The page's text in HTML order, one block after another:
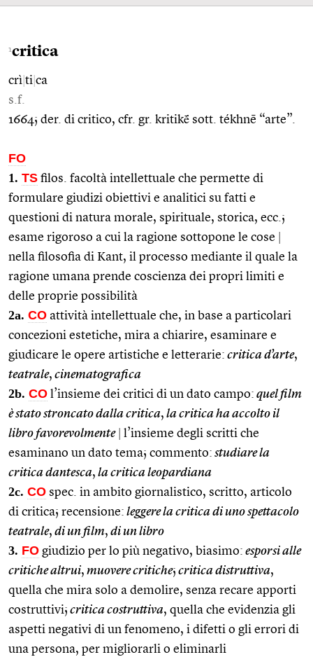
1critica
crì ti ca
s.f.
1664; der. di critico, cfr. gr. kritikḗ sott. tékhnē “arte”.
FO
1. TS filos. facoltà intellettuale che permette di
formulare giudizi obiettivi e analitici su fatti e
questioni di natura morale, spirituale, storica, ecc.;
esame rigoroso a cui la ragione sottopone le cose
nella filosofia di Kant, il processo mediante il quale la
ragione umana prende coscienza dei propri limiti e
delle proprie possibilità
2a. CO attività intellettuale che, in base a particolari
concezioni estetiche, mira a chiarire, esaminare e
giudicare le opere artistiche e letterarie: critica d’arte,
teatrale, cinematografica
2b. CO l’insieme dei critici di un dato campo: quel film
è stato stroncato dalla critica, la critica ha accolto il
libro favorevolmente
l’insieme degli scritti che
esaminano un dato tema; commento: studiare la
critica dantesca, la critica leopardiana
2c. CO spec. in ambito giornalistico, scritto, articolo
di critica; recensione: leggere la critica di uno spettacolo
teatrale, di un film, di un libro
3. FO giudizio per lo più negativo, biasimo: esporsi alle
critiche altrui, muovere critiche; critica distruttiva,
quella che mira solo a demolire, senza recare apporti
costruttivi; critica costruttiva, quella che evidenzia gli
aspetti negativi di un fenomeno, i difetti o gli errori di
una persona, per migliorarli o eliminarli